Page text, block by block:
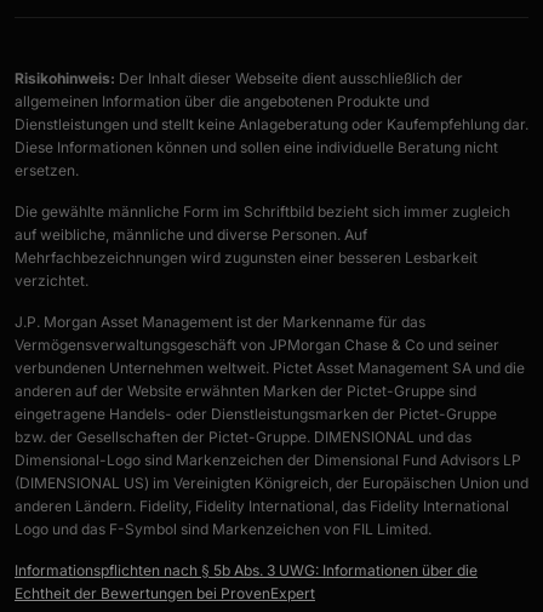
Risikohinweis: Der Inhalt dieser Webseite dient ausschließlich der
allgemeinen Information über die angebotenen Produkte und
Dienstleistungen und stellt keine Anlageberatung oder Kaufempfehlung dar.
Diese Informationen können und sollen eine individuelle Beratung nicht
ersetzen.
Die gewählte männliche Form im Schriftbild bezieht sich immer zugleich
auf weibliche, männliche und diverse Personen. Auf
Mehrfachbezeichnungen wird zugunsten einer besseren Lesbarkeit
verzichtet.
J.P. Morgan Asset Management ist der Markenname für das
Vermögensverwaltungsgeschäft von JPMorgan Chase & Co und seiner
verbundenen Unternehmen weltweit. Pictet Asset Management SA und die
anderen auf der Website erwähnten Marken der Pictet-Gruppe sind
eingetragene Handels- oder Dienstleistungsmarken der Pictet-Gruppe
bzw. der Gesellschaften der Pictet-Gruppe. DIMENSIONAL und das
Dimensional-Logo sind Markenzeichen der Dimensional Fund Advisors LP
(DIMENSIONAL US) im Vereinigten Königreich, der Europäischen Union und
anderen Ländern. Fidelity, Fidelity International, das Fidelity International
Logo und das F-Symbol sind Markenzeichen von FIL Limited.
Informationspflichten nach § 5b Abs. 3 UWG: Informationen über die
Echtheit der Bewertungen bei ProvenExpert